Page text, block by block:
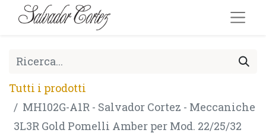
Tutti i prodotti
MH102G-A1R - Salvador Cortez - Meccaniche
3L3R Gold Pomelli Amber per Mod. 22/25/32